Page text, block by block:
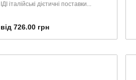
ІДІ італійські дієтичні поставки...
від 726.00 грн